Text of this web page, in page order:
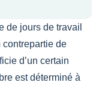
de jours de travail
contrepartie de
d’un certain
est déterminé à